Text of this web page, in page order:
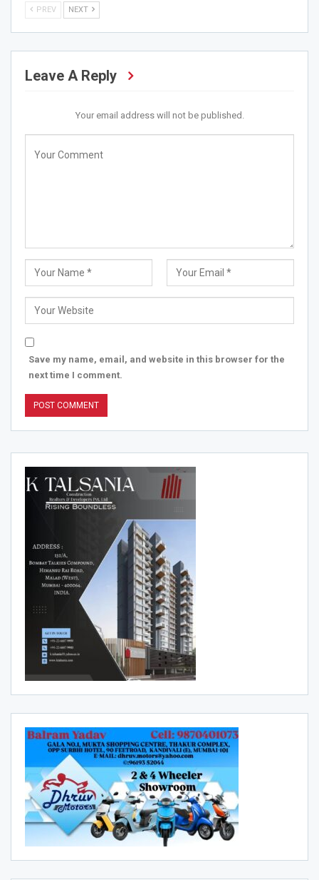
PREV NEXT
Leave A Reply
Your email address will not be published.
Save my name, email, and website in this browser for the
next time I comment.